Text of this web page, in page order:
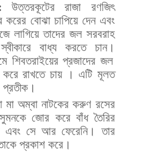
উত্তরকূটের রাজা
রণজিৎ
করের বোঝা চাপিয়ে দেন এবং
লাগিয়ে তাদের জল সরবরাহ
স্বীকারে বাধ্য করতে
চান।
শিবতরাইয়ের প্রজাদের জল
করে রাখতে চায় । এটি মূলত
প্রতীক।
মা অম্বা নাটকের করুণ রসের
সুমনকে জোর করে বাঁধ তৈরির
এবং সে আর ফেরেনি।
তার
প্রকাশ করে।